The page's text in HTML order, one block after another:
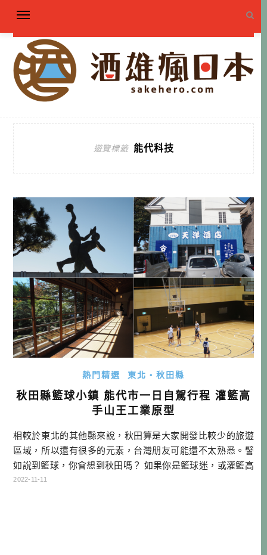
遊覽標籤 能代科技
熱門精選 東北・秋田縣
秋田縣籃球小鎮 能代市一日自駕行程 灌籃高
手山王工業原型
相較於東北的其他縣來說，秋田算是大家開發比較少的旅遊
區域，所以還有很多的元素，台灣朋友可能還不太熟悉。譬
如說到籃球，你會想到秋田嗎？ 如果你是籃球迷，或灌籃高
手粉絲，鎌倉高校前的平交道應該已經去過了吧？不知道你
2022-11-11